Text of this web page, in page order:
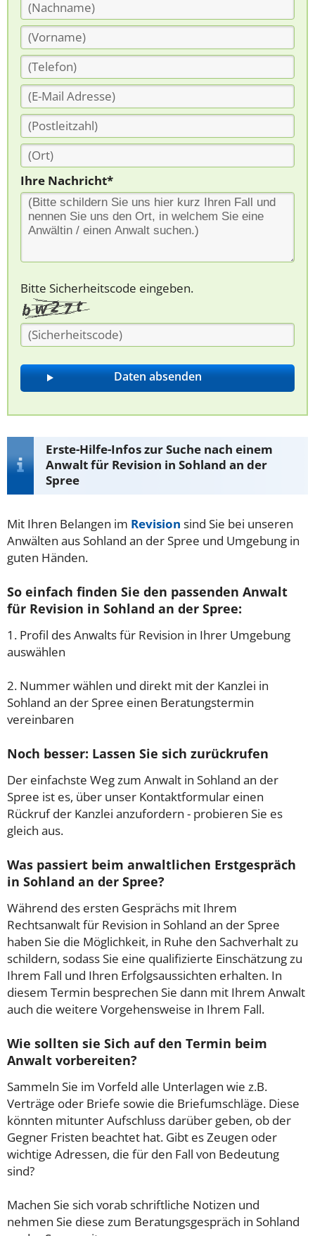
Ihre Nachricht*
Bitte Sicherheitscode eingeben.
Erste-Hilfe-Infos zur Suche nach einem
Anwalt für Revision in Sohland an der
Spree
Mit Ihren Belangen im Revision sind Sie bei unseren
Anwälten aus Sohland an der Spree und Umgebung in
guten Händen.
So einfach finden Sie den passenden Anwalt
für Revision in Sohland an der Spree:
1. Profil des Anwalts für Revision in Ihrer Umgebung
auswählen
2. Nummer wählen und direkt mit der Kanzlei in
Sohland an der Spree einen Beratungstermin
vereinbaren
Noch besser: Lassen Sie sich zurückrufen
Der einfachste Weg zum Anwalt in Sohland an der
Spree ist es, über unser Kontaktformular einen
Rückruf der Kanzlei anzufordern - probieren Sie es
gleich aus.
Was passiert beim anwaltlichen Erstgespräch
in Sohland an der Spree?
Während des ersten Gesprächs mit Ihrem
Rechtsanwalt für Revision in Sohland an der Spree
haben Sie die Möglichkeit, in Ruhe den Sachverhalt zu
schildern, sodass Sie eine qualifizierte Einschätzung zu
Ihrem Fall und Ihren Erfolgsaussichten erhalten. In
diesem Termin besprechen Sie dann mit Ihrem Anwalt
auch die weitere Vorgehensweise in Ihrem Fall.
Wie sollten sie Sich auf den Termin beim
Anwalt vorbereiten?
Sammeln Sie im Vorfeld alle Unterlagen wie z.B.
Verträge oder Briefe sowie die Briefumschläge. Diese
könnten mitunter Aufschluss darüber geben, ob der
Gegner Fristen beachtet hat. Gibt es Zeugen oder
wichtige Adressen, die für den Fall von Bedeutung
sind?
Machen Sie sich vorab schriftliche Notizen und
nehmen Sie diese zum Beratungsgespräch in Sohland